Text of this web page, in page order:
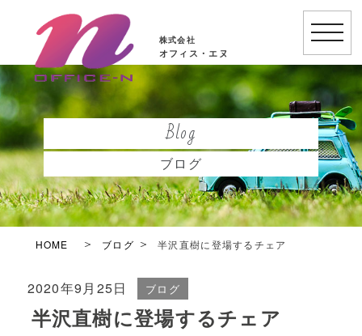
株式会社
オフィス・エヌ
toggle
Blog
ブログ
HOME ブログ 半沢直樹に登場するチェア
2020年9月25日 ブログ
半沢直樹に登場するチェア